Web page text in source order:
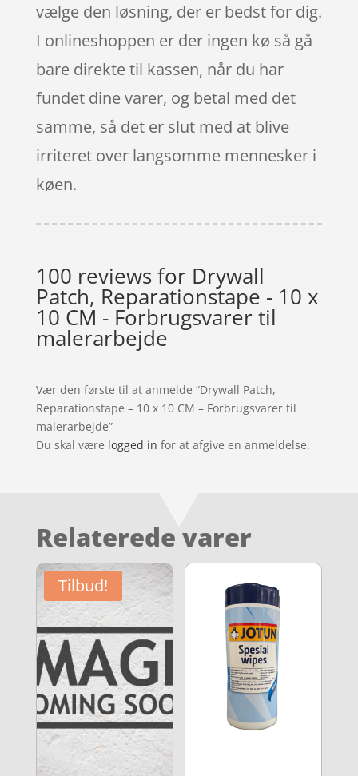
vælge den løsning, der er bedst for dig.
I onlineshoppen er der ingen kø så gå
bare direkte til kassen, når du har
fundet dine varer, og betal med det
samme, så det er slut med at blive
irriteret over langsomme mennesker i
køen.
100 reviews for Drywall
Patch, Reparationstape - 10 x
10 CM - Forbrugsvarer til
malerarbejde
Vær den første til at anmelde “Drywall Patch,
Reparationstape – 10 x 10 CM – Forbrugsvarer til
malerarbejde”
Du skal være logged in for at afgive en anmeldelse.
Relaterede varer
Tilbud!